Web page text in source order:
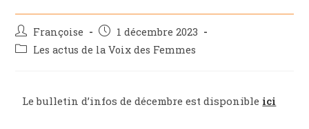
Françoise
1 décembre 2023
Les actus de la Voix des Femmes
Le bulletin d’infos de décembre est disponible ici